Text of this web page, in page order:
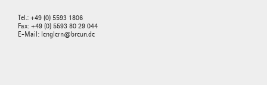
Tel.: +49 (0) 5593 1806
Fax: +49 (0) 5593 80 29 044
E-Mail: lenglern@breun.de